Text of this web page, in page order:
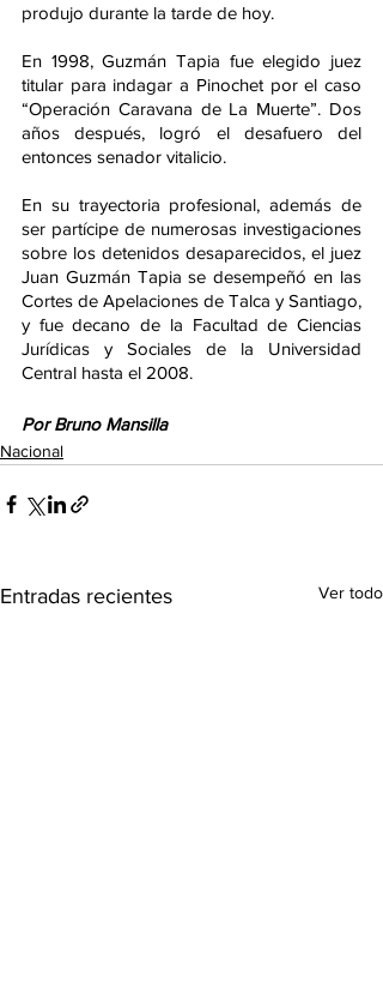
produjo durante la tarde de hoy.
En 1998, Guzmán Tapia fue elegido juez
titular para indagar a Pinochet por el caso
“Operación Caravana de La Muerte”. Dos
años después, logró el desafuero del
entonces senador vitalicio.
En su trayectoria profesional, además de
ser partícipe de numerosas investigaciones
sobre los detenidos desaparecidos, el juez
Juan Guzmán Tapia se desempeñó en las
Cortes de Apelaciones de Talca y Santiago,
y fue decano de la Facultad de Ciencias
Jurídicas y Sociales de la Universidad
Central hasta el 2008.
Por Bruno Mansilla
Nacional
Entradas recientes Ver todo